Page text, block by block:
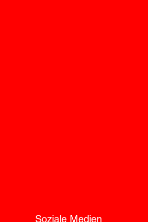
Soziale Medien